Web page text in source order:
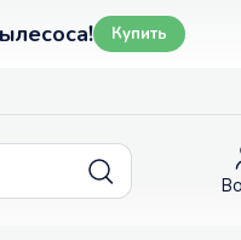
Купить